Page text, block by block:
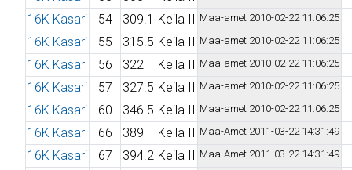
16K Kasari 54 309.1 Keila II Maa-amet 2010-02-22 11:06:25
16K Kasari 55 315.5 Keila II Maa-amet 2010-02-22 11:06:25
16K Kasari 56 322 Keila II Maa-amet 2010-02-22 11:06:25
16K Kasari 57 327.5 Keila II Maa-amet 2010-02-22 11:06:25
16K Kasari 60 346.5 Keila II Maa-amet 2010-02-22 11:06:25
16K Kasari 66 389 Keila II Maa-Amet 2011-03-22 14:31:49
16K Kasari 67 394.2 Keila II Maa-Amet 2011-03-22 14:31:49